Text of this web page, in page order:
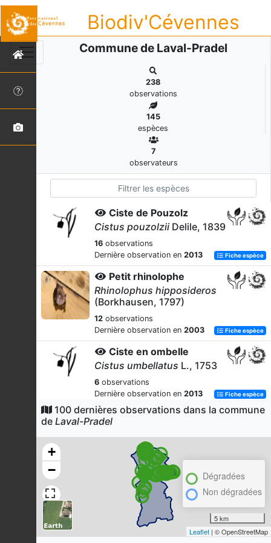
Biodiv'Cévennes
Commune de Laval-Pradel
238
observations
145
espèces
7
observateurs
Ciste de Pouzolz
Cistus pouzolzii Delile, 1839
16 observations
Dernière observation en 2013 Fiche espèce
Petit rhinolophe
Rhinolophus hipposideros
(Borkhausen, 1797)
12 observations
Dernière observation en 2003 Fiche espèce
Ciste en ombelle
Cistus umbellatus L., 1753
6 observations
Dernière observation en 2013 Fiche espèce
Siméthide de Mattiazzi
Simethis mattiazzii
G.López & Jarvis, 1984
observations
Dernière observation en
Callune commune
Calluna vulgaris (L.) Hull, 1808
observations
2006 Fiche espèce
100 dernières observations dans la commune
de Laval-Pradel
+
−
Dégradées
Non dégradées
5 km
Leaflet | © OpenStreetMap